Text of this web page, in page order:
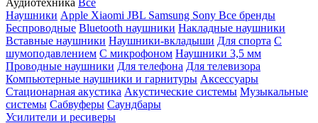
Аудиотехника Все
Наушники Apple Xiaomi JBL Samsung Sony Все бренды
Беспроводные Bluetooth наушники Накладные наушники
Вставные наушники Наушники-вкладыши Для спорта С
шумоподавлением С микрофоном Наушники 3,5 мм
Проводные наушники Для телефона Для телевизора
Компьютерные наушники и гарнитуры Аксессуары
Стационарная акустика Акустические системы Музыкальные
системы Сабвуферы Саундбары
Усилители и ресиверы